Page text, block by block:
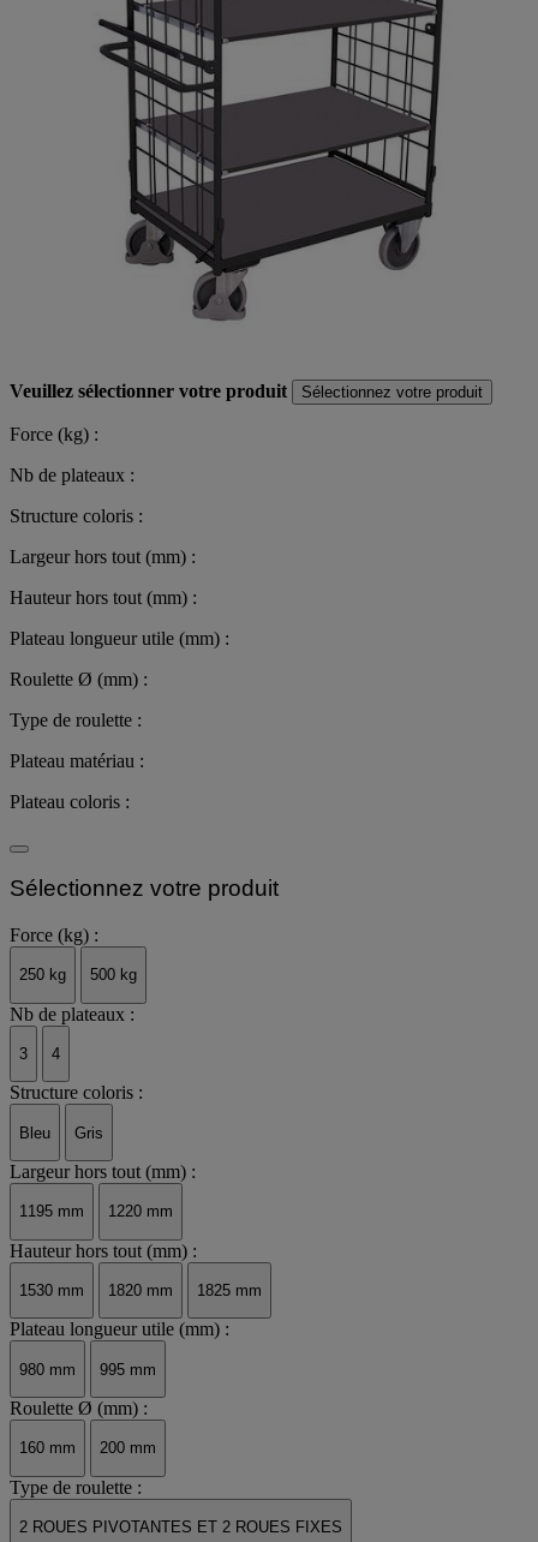
Veuillez sélectionner votre produit Sélectionnez votre produit
Force (kg) :
Nb de plateaux :
Structure coloris :
Largeur hors tout (mm) :
Hauteur hors tout (mm) :
Plateau longueur utile (mm) :
Roulette Ø (mm) :
Type de roulette :
Plateau matériau :
Plateau coloris :
Sélectionnez votre produit
Force (kg) :
250 kg 500 kg
Nb de plateaux :
3 4
Structure coloris :
Bleu Gris
Largeur hors tout (mm) :
1195 mm 1220 mm
Hauteur hors tout (mm) :
1530 mm 1820 mm 1825 mm
Plateau longueur utile (mm) :
980 mm 995 mm
Roulette Ø (mm) :
160 mm 200 mm
Type de roulette :
2 ROUES PIVOTANTES ET 2 ROUES FIXES